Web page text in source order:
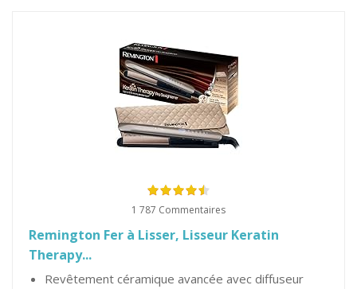
1 787 Commentaires
Remington Fer à Lisser, Lisseur Keratin
Therapy...
Revêtement céramique avancée avec diffuseur